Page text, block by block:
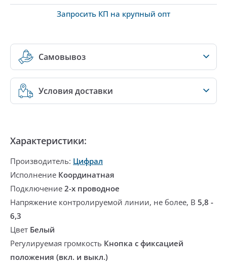
Запросить КП на крупный опт
Самовывоз
Условия доставки
Характеристики:
Производитель: Цифрал
Исполнение Координатная
Подключение 2-х проводное
Напряжение контролируемой линии, не более, В 5,8 -
6,3
Цвет Белый
Регулируемая громкость Кнопка с фиксацией
положения (вкл. и выкл.)